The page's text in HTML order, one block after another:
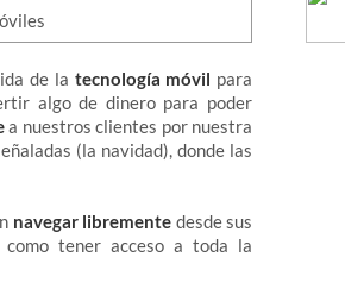
de la tecnología móvil para
algo de dinero para poder
a nuestros clientes por nuestra
(la navidad), donde las
navegar libremente desde sus
tener acceso a toda la